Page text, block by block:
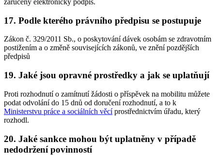
zaručený elektronický podpis.
17. Podle kterého právního předpisu se postupuje
Zákon č. 329/2011 Sb., o poskytování dávek osobám se zdravotním
postižením a o změně souvisejících zákonů, ve znění pozdějších
předpisů
19. Jaké jsou opravné prostředky a jak se uplatňují
Proti rozhodnutí o zamítnutí žádosti o příspěvek na mobilitu můžete
podat odvolání do 15 dnů od doručení rozhodnutí, a to k
Ministerstvu práce a sociálních věcíprostřednictvím úřadu, který
rozhodl.
20. Jaké sankce mohou být uplatněny v případě
nedodržení povinností